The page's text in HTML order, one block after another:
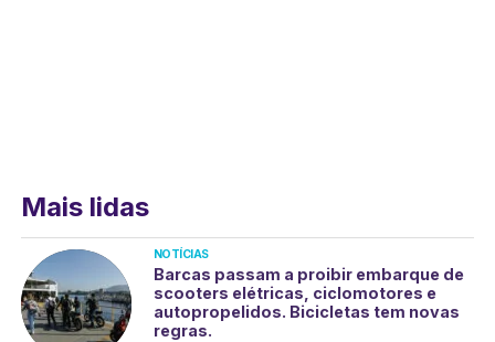
Mais lidas
NOTÍCIAS
Barcas passam a proibir embarque de
scooters elétricas, ciclomotores e
autopropelidos. Bicicletas tem novas
regras.